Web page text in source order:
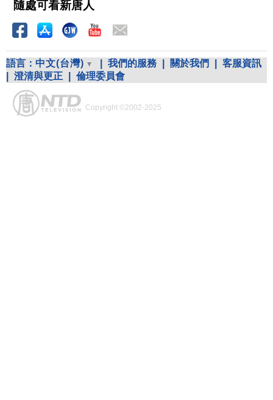
隨處可看新唐人
語言： 中文(台灣) 我們的服務 關於我們
客服資訊
澄清與更正 倫理委員會
Copyright ©2002-2025